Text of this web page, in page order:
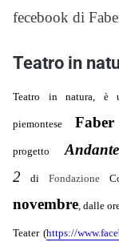
fecebook di
Teatro in
Teatro in natura, è
piemontese
progetto Andante
2 di Fondazione
novembre , dalle
Teater (https://